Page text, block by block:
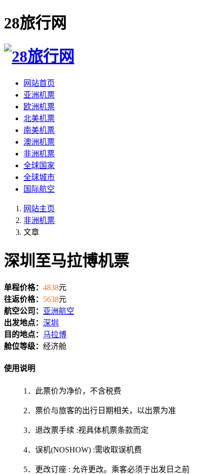
28旅行网
网站首页
亚洲机票
欧洲机票
北美机票
南美机票
澳洲机票
非洲机票
全球国家
全球城市
国际航空
网站主页
非洲机票
文章
深圳至马拉博机票
单程价格： 4838元
往返价格： 5638元
航空公司： 亚洲航空
出发地点： 深圳
目的地点： 马拉博
舱位等级： 经济舱
使用说明
1．此票价为净价，不含税费
2．票价与旅客的出行日期相关，以出票为准
3．退改票手续 :视具体机票条款而定
4．误机(NOSHOW) :需收取误机费
5．更改订座 : 允许更改。乘客必须于出发日之前